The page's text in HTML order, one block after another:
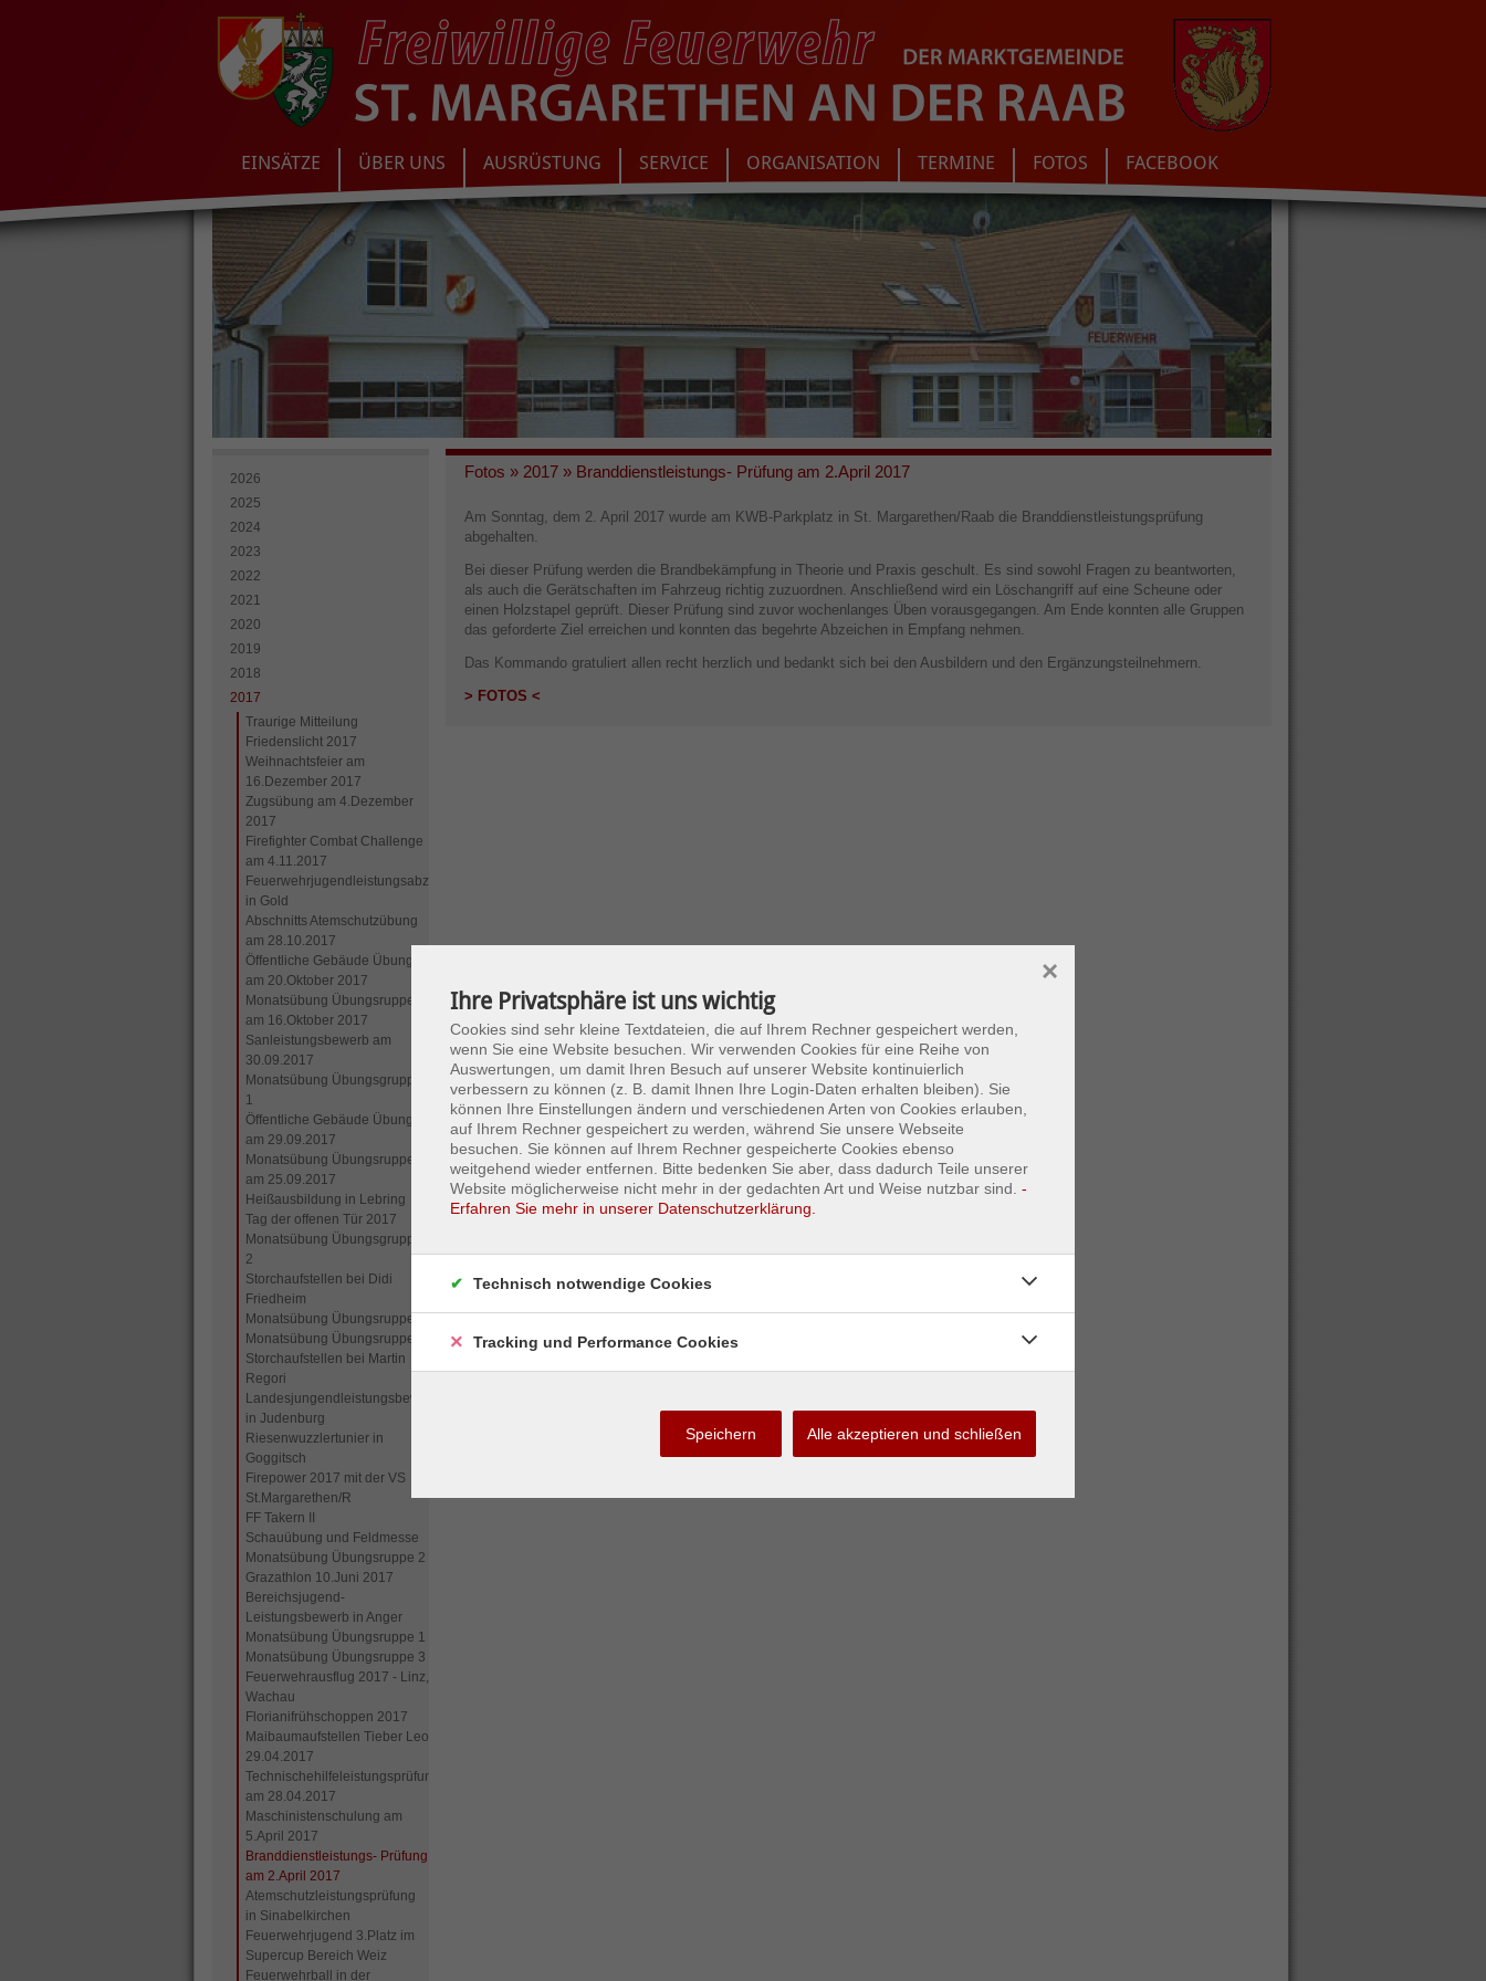
EINSÄTZE ÜBER UNS AUSRÜSTUNG SERVICE ORGANISATION TERMINE FOTOS FACEBOOK
2026
2025
2024
2023
2022
2021
2020
2019
2018
2017
Traurige Mitteilung
Friedenslicht 2017
Weihnachtsfeier am
16.Dezember 2017
Zugsübung am 4.Dezember
2017
Firefighter Combat Challenge
am 4.11.2017
Feuerwehrjugendleistungsabzeichen
in Gold
Abschnitts Atemschutzübung
am 28.10.2017
Öffentliche Gebäude Übungen
am 20.Oktober 2017
Monatsübung Übungsruppe 3
am 16.Oktober 2017
Sanleistungsbewerb am
30.09.2017
Monatsübung Übungsgruppe
1
Öffentliche Gebäude Übungen
am 29.09.2017
Monatsübung Übungsruppe 3
am 25.09.2017
Heißausbildung in Lebring
Tag der offenen Tür 2017
Monatsübung Übungsgruppe
2
Storchaufstellen bei Didi
Friedheim
Monatsübung Übungsruppe 3
Monatsübung Übungsruppe 1
Storchaufstellen bei Martin
Regori
Landesjungendleistungsbewerb
in Judenburg
Riesenwuzzlertunier in
Goggitsch
Firepower 2017 mit der VS
St.Margarethen/R
FF Takern II
Schauübung und Feldmesse
Monatsübung Übungsruppe 2
Grazathlon 10.Juni 2017
Bereichsjugend-
Leistungsbewerb in Anger
Monatsübung Übungsruppe 1
Monatsübung Übungsruppe 3
Feuerwehrausflug 2017 - Linz,
Wachau
Florianifrühschoppen 2017
Maibaumaufstellen Tieber Leo
29.04.2017
Technischehilfeleistungsprüfung
am 28.04.2017
Maschinistenschulung am
5.April 2017
Branddienstleistungs- Prüfung
am 2.April 2017
Atemschutzleistungsprüfung
in Sinabelkirchen
Feuerwehrjugend 3.Platz im
Supercup Bereich Weiz
Feuerwehrball in der
Fotos » 2017 » Branddienstleistungs- Prüfung am 2.April 2017
Am Sonntag, dem 2. April 2017 wurde am KWB-Parkplatz in St. Margarethen/Raab die Branddienstleistungsprüfung
abgehalten.
Bei dieser Prüfung werden die Brandbekämpfung in Theorie und Praxis geschult. Es sind sowohl Fragen zu beantworten,
als auch die Gerätschaften im Fahrzeug richtig zuzuordnen. Anschließend wird ein Löschangriff auf eine Scheune oder
einen Holzstapel geprüft. Dieser Prüfung sind zuvor wochenlanges Üben vorausgegangen. Am Ende konnten alle Gruppen
das geforderte Ziel erreichen und konnten das begehrte Abzeichen in Empfang nehmen.
Das Kommando gratuliert allen recht herzlich und bedankt sich bei den Ausbildern und den Ergänzungsteilnehmern.
> FOTOS <
Ihre Privatsphäre ist uns wichtig
Cookies sind sehr kleine Textdateien, die auf Ihrem Rechner gespeichert werden,
wenn Sie eine Website besuchen. Wir verwenden Cookies für eine Reihe von
Auswertungen, um damit Ihren Besuch auf unserer Website kontinuierlich
verbessern zu können (z. B. damit Ihnen Ihre Login-Daten erhalten bleiben). Sie
können Ihre Einstellungen ändern und verschiedenen Arten von Cookies erlauben,
auf Ihrem Rechner gespeichert zu werden, während Sie unsere Webseite
besuchen. Sie können auf Ihrem Rechner gespeicherte Cookies ebenso
weitgehend wieder entfernen. Bitte bedenken Sie aber, dass dadurch Teile unserer
Website möglicherweise nicht mehr in der gedachten Art und Weise nutzbar sind. -
Erfahren Sie mehr in unserer Datenschutzerklärung.
×
Technisch notwendige Cookies
Tracking und Performance Cookies
Speichern Alle akzeptieren und schließen